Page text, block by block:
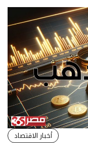
أخبار الاقتصاد